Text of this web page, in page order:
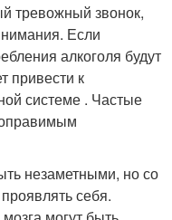
тревожный звонок,
Если
алкоголя будут
привести к
системе . Частые
незаметными, но со
себя.